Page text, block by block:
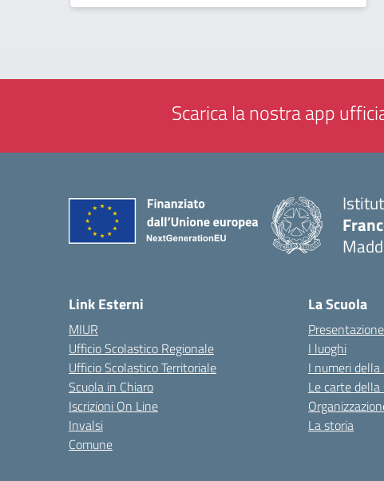
Scarica la nostra app
Link Esterni
MIUR
Ufficio Scolastico Regionale
Ufficio Scolastico Territoriale
Scuola in Chiaro
Iscrizioni On Line
Invalsi
Comune
La Scuola
Presentazione
I luoghi
I numeri della
Le carte della
La storia